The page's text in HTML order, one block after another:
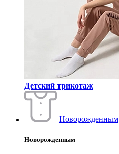
Детский трикотаж
Новорожденным
Новорожденным